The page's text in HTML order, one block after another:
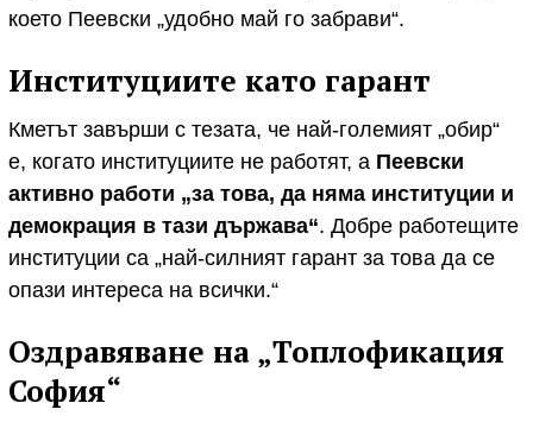
което Пеевски „удобно май го забрави“.
Институциите като гарант
Кметът завърши с тезата, че най-големият „обир“
е, когато институциите не работят, а Пеевски
активно работи „за това, да няма институции и
демокрация в тази държава“. Добре работещите
институции са „най-силният гарант за това да се
опази интереса на всички.“
Оздравяване на „Топлофикация
София“